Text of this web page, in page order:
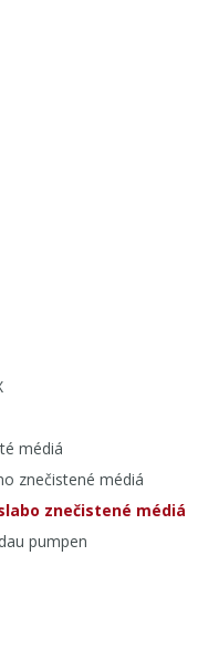
médiá
znečistené médiá
znečistené médiá
pumpen